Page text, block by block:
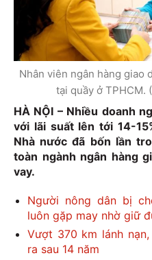
Nhân viên ngân hàng giao
tại quầy ở TPHCM.
HÀ NỘI – Nhiều doanh
với lãi suất lên tới 14-
Nhà nước đã bốn lần
toàn ngành ngân hàng
vay.
Người nông dân bị
luôn gặp may nhờ giữ
Vượt 370 km lánh
ra sau 14 năm